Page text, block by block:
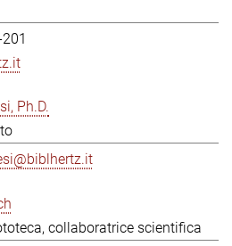
Ph.D.
collaboratrice scientifica